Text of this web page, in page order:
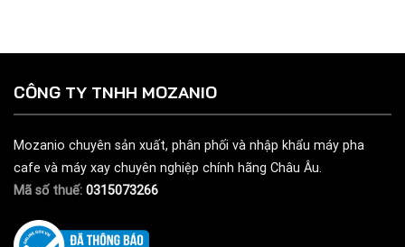
CÔNG TY TNHH MOZANIO
Mozanio chuyên sản xuất, phân phối và nhập khẩu máy pha
cafe và máy xay chuyên nghiệp chính hãng Châu Âu.
Mã số thuế: 0315073266